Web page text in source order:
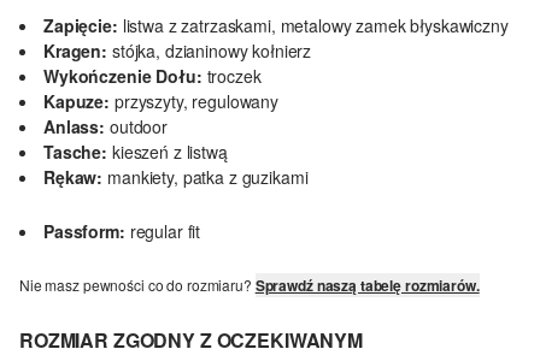
Zapięcie: listwa z zatrzaskami, metalowy zamek błyskawiczny
Kragen: stójka, dzianinowy kołnierz
Wykończenie Dołu: troczek
Kapuze: przyszyty, regulowany
Anlass: outdoor
Tasche: kieszeń z listwą
Rękaw: mankiety, patka z guzikami
Passform: regular fit
Nie masz pewności co do rozmiaru? Sprawdź naszą tabelę rozmiarów.
ROZMIAR ZGODNY Z OCZEKIWANYM